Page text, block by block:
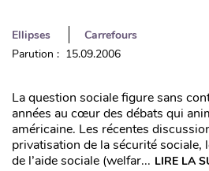
Ellipses
Carrefours
Parution : 15.09.2006
La question sociale figure sans
années au cœur des débats qui
américaine. Les récentes
privatisation de la sécurité sociale,
de l’aide sociale (welfar... LIRE LA